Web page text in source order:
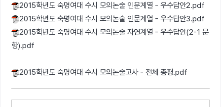
2015학년도 숙명여대 수시 모의논술 인문계열 - 우수답안2.pdf
2015학년도 숙명여대 수시 모의논술 인문계열 - 우수답안3.pdf
2015학년도 숙명여대 수시 모의논술 자연계열 - 우수답안(2-1 문
항).pdf
2015학년도 숙명여대 수시 모의논술고사 - 전체 총평.pdf